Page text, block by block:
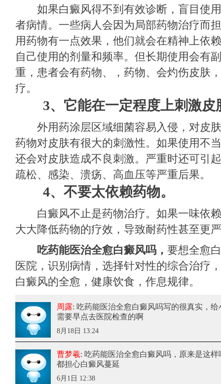
如果白癜风得不到有效诊断，盲目使用
者病情。一些病人会因为局部药物治疗而
用药物有一点效果，他们就会在精神上依
自己使用的剂量和频率。但长期使用会有
重，患者会有药物、，药物、会灼伤皮肤
疗。
3、它能在一定程度上刺激皮
外用药涂层区域细菌容易入侵，对皮肤
药物对皮肤有很大的刺激性。如果使用不
还会对皮肤造成不良刺激。严重时还可引
疏松、感染、溃疡、高血压等严重后果。
4、不要太依赖药物。
白癜风不止是药物治疗。如果一味依赖
大大降低药物的疗效，导致耐药性甚至更
吃药能医治全愈白癜风吗， 要想全愈
医院，识别病情，选择针对性的综合治疗
白癜风的全愈，健康饮食，作息规律。
周露: 吃药能医治全愈白癜风吗写的很真实，
需要早点去医院检查的啊
8月18日 13:24
曹梦羲: 吃药能医治全愈白癜风吗，原来是这样
都担心白癜风蔓延
6月1日 12:38